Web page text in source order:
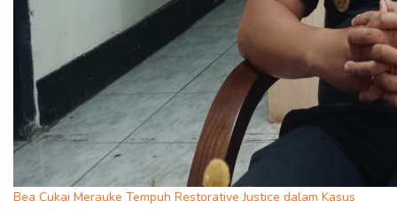
Bea Cukai Merauke Tempuh Restorative Justice dalam Kasus